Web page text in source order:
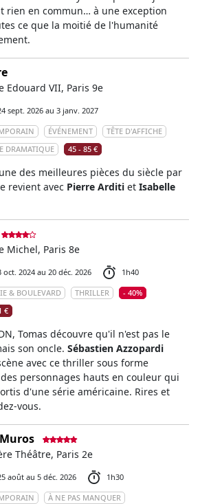
rien en commun… à une exception
ce que la moitié de l'humanité
Edouard VII, Paris 9e
sept. 2026 au 3 janv. 2027
ÉVÉNEMENT
TÊTE D'AFFICHE
DRAMATIQUE
45 - 85 €
des meilleures pièces du siècle par
revient avec Pierre Arditi et Isabelle
Michel, Paris 8e
oct. 2024 au 20 déc. 2026
1h40
& BOULEVARD
THRILLER
- 40%
€
Tomas découvre qu'il n'est pas le
son oncle. Sébastien Azzopardi
avec ce thriller sous forme
personnages hauts en couleur qui
d'une série américaine. Rires et
vous.
Théâtre, Paris 2e
août au 5 déc. 2026
1h30
À NE PAS MANQUER